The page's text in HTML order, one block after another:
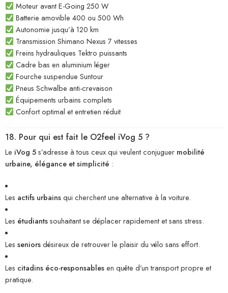
Moteur avant E-Going 250 W
Batterie amovible 400 ou 500 Wh
Autonomie jusqu’à 120 km
Transmission Shimano Nexus 7 vitesses
Freins hydrauliques Tektro puissants
Cadre bas en aluminium léger
Fourche suspendue Suntour
Pneus Schwalbe anti-crevaison
Équipements urbains complets
Confort optimal et entretien réduit
18. Pour qui est fait le O2feel iVog 5 ?
Le iVog 5s’adresse à tous ceux qui veulent conjuguer mobilité
urbaine, élégance et simplicité :
Les actifs urbainsqui cherchent une alternative à la voiture.
Les étudiantssouhaitant se déplacer rapidement et sans stress.
Les seniorsdésireux de retrouver le plaisir du vélo sans effort.
Les citadins éco-responsablesen quête d’un transport propre et
pratique.